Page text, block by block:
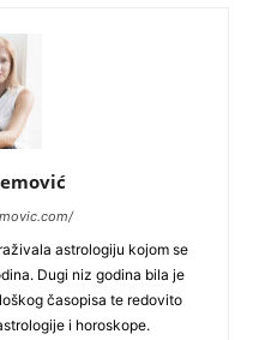
astrologiju kojom se
Dugi niz godina bila je
časopisa te redovito
i horoskope.